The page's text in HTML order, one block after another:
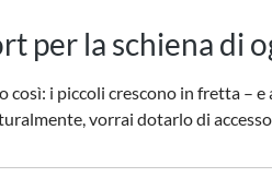
per la schiena di
così: i piccoli crescono in fretta
vorrai dotarlo di